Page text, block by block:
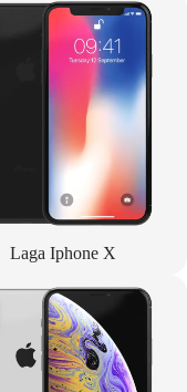
Laga Iphone X